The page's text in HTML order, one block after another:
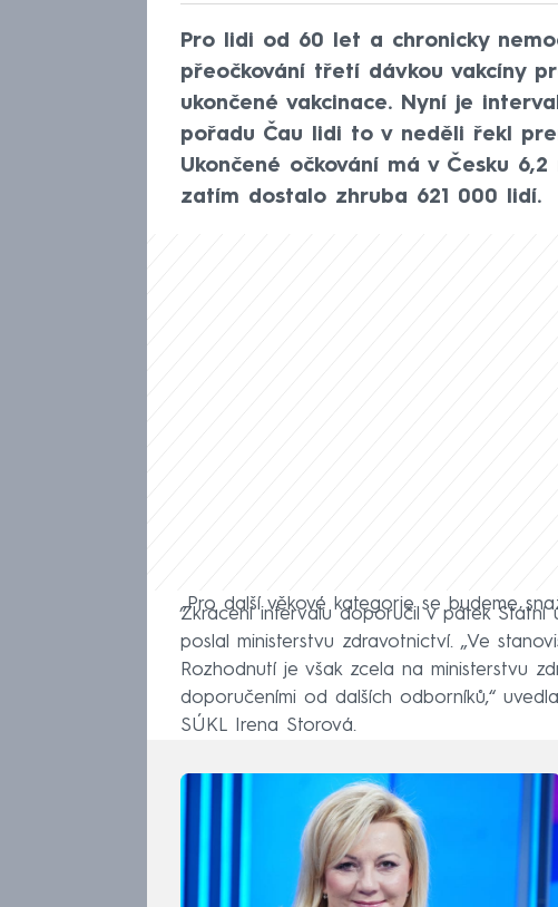
Pro lidi od 60 let a chronicky
přeočkování třetí dávkou vakcíny
ukončené vakcinace. Nyní je
pořadu Čau lidi to v neděli řekl
Ukončené očkování má v Česku
zatím dostalo zhruba 621 000 lidí.
„Pro další věkové kategorie se budeme
Zkrácení intervalu doporučil v pátek Státní
poslal ministerstvu zdravotnictví. „Ve
Rozhodnutí je však zcela na ministerstvu
doporučeními od dalších odborníků,“
SÚKL Irena Storová.